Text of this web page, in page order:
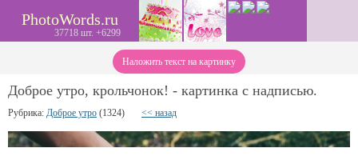
PhotoWords.ru
37718 шт. +6299
Наложить текст на картинку
Доброе утро, крольчонок! - картинка с надписью.
Рубрика: Доброе утро (1324) << назад